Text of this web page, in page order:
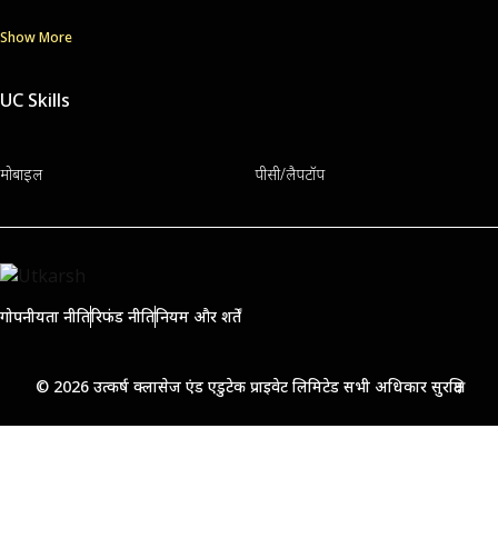
Show More
UC Skills
मोबाइल पीसी/लैपटॉप
गोपनीयता नीतिरिफंड नीतिनियम और शर्तें
© 2026 उत्कर्ष क्लासेज एंड एडुटेक प्राइवेट लिमिटेड सभी अधिकार सुरक्षित